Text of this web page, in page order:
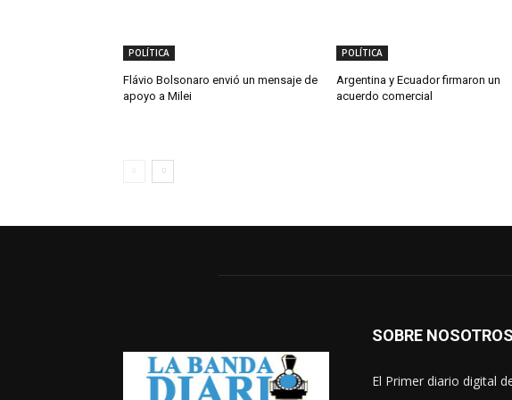
POLÍTICA
Flávio Bolsonaro envió un mensaje de
apoyo a Milei
POLÍTICA
Argentina y Ecuador firmaron un
acuerdo comercial
SOBRE NOSOTROS
El Primer diario digital